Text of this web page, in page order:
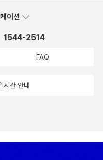
기다려 봐야겠다. ​- 이 책은
은 본인의 주관대로 작성되
이션
1544-2514
FAQ
시간 안내